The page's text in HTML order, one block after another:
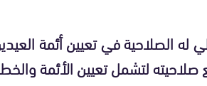
الصلاحية في تعيين أئمة
لتشمل تعيين الأئمة